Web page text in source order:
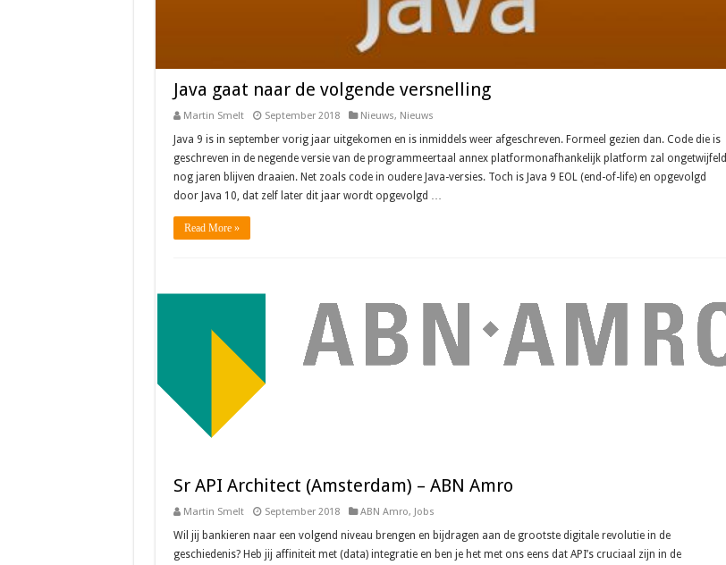
Java gaat naar de volgende versnelling
Martin Smelt September 2018 Nieuws, Nieuws
Java 9 is in september vorig jaar uitgekomen en is inmiddels weer afgeschreven. Formeel gezien dan. Code die is
geschreven in de negende versie van de programmeertaal annex platformonafhankelijk platform zal ongetwijfeld
nog jaren blijven draaien. Net zoals code in oudere Java-versies. Toch is Java 9 EOL (end-of-life) en opgevolgd
door Java 10, dat zelf later dit jaar wordt opgevolgd …
Read More »
Sr API Architect (Amsterdam) – ABN Amro
Martin Smelt September 2018 ABN Amro, Jobs
Wil jij bankieren naar een volgend niveau brengen en bijdragen aan de grootste digitale revolutie in de
geschiedenis? Heb jij affiniteit met (data) integratie en ben je het met ons eens dat API’s cruciaal zijn in de